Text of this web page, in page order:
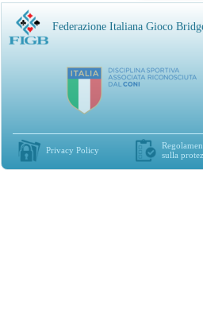
Federazione Italiana Gioco
Privacy Policy
sulla